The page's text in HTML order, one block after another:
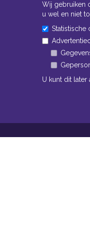
Wij gebruiken
u wel en niet
Statistische
U kunt dit later